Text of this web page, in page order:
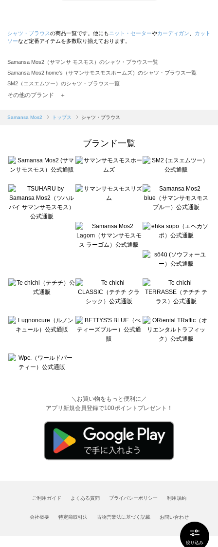
絞り込み
シャツ・ブラウスの商品一覧です。他にも ニット・セーターやカーディガン
カット
ソーなど定番アイテムを多数取り揃えております。
Samansa Mos2（サマンサ モスモス）のシャツ・ブラウス一覧
Samansa Mos2 home's（サマンサモスモスホームズ）のシャツ・ブラウス一覧
SM2（エスエムツー）のシャツ・ブラウス一覧
Samansa Mos2 blue（サマンサモスモス ブルー）のシャツ・ブラウス一覧
sō4ū（ソウフォーユー）のシャツ・ブラウス一覧
Te chichi（テチチ）のシャツ・ブラウス一覧
Te chichi CLASSIC（テチチ クラシック）のシャツ・ブラウス一覧
Lugnoncure（ルノンキュール）のシャツ・ブラウス一覧
BETTY'S BLUE（べティーズブルー）のシャツ・ブラウス一覧
Wpc.（ワールドパーティー）のシャツ・ブラウス一覧
その他のブランド ＋
Samansa Mos2 トップス シャツ・ブラウス
ブランド一覧
＼お買い物をもっと便利に／
アプリ新規会員登録で100ポイントプレゼント！
ご利用ガイド よくある質問 プライバシーポリシー 利用規約
会社概要 特定商取引法 古物営業法に基づく記載 お問い合わせ